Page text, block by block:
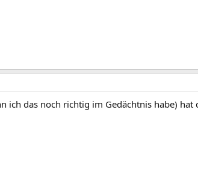
ich das noch richtig im Gedächtnis habe) hat